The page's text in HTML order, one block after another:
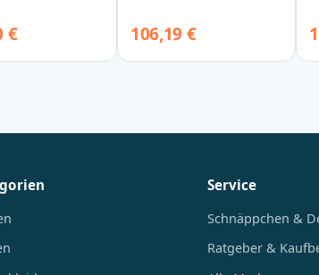
€ 106,19 €
Service
Schnäppchen &
Ratgeber &